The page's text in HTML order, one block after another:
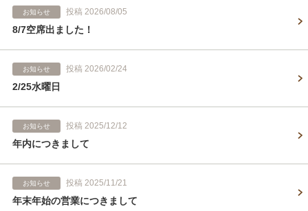
お知らせ 投稿 2026/08/05
8/7空席出ました！
お知らせ 投稿 2026/02/24
2/25水曜日
お知らせ 投稿 2025/12/12
年内につきまして
お知らせ 投稿 2025/11/21
年末年始の営業につきまして